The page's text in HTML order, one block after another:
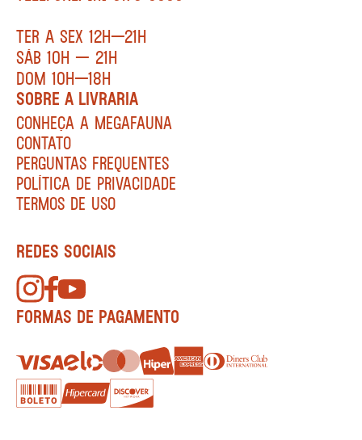
TER A SEX 12H—21H
SÁB 10H — 21H
DOM 10H—18H
SOBRE A LIVRARIA
CONHEÇA A MEGAFAUNA
CONTATO
PERGUNTAS FREQUENTES
POLÍTICA DE PRIVACIDADE
TERMOS DE USO
REDES SOCIAIS
FORMAS DE PAGAMENTO